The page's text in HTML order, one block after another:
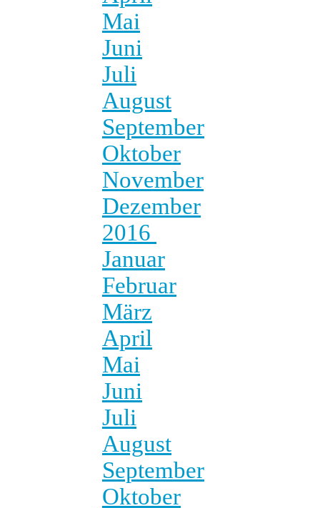
Mai
Juni
Juli
August
September
Oktober
November
Dezember
2016
Januar
Februar
März
April
Mai
Juni
Juli
August
September
Oktober